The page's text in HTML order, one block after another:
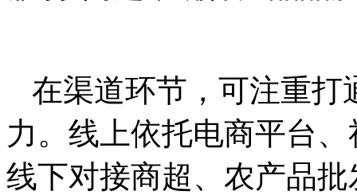
在渠道环节，可注重打
力。线上依托电商平台
线下对接商超、农产品